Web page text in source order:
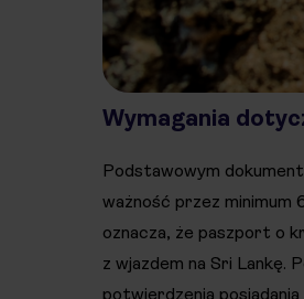
Wymagania
Podstawowym
ważność przez minimum
oznacza, że paszport o
z wjazdem na Sri Lankę.
potwierdzenia